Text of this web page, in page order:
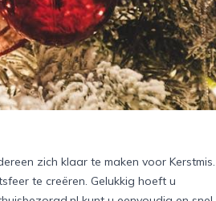
zich klaar te maken voor Kerstmis.
te creëren. Gelukkig hoeft u